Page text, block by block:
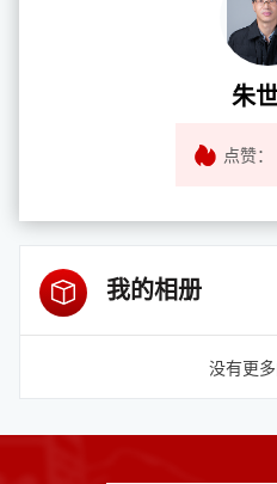
朱
点赞：
我的相册
没有更